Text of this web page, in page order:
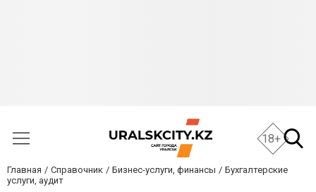
18+
Главная Справочник Бизнес-услуги, финансы
Бухгалтерские
услуги, аудит